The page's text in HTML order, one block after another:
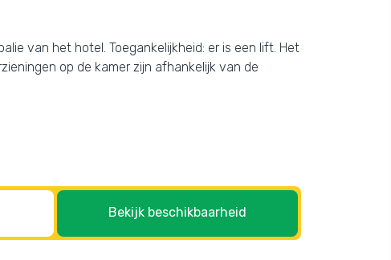
van het hotel. Toegankelijkheid: er is een lift. Het
op de kamer zijn afhankelijk van de
Bekijk beschikbaarheid